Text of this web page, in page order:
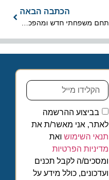
הכתבה הבאה
בביצוע ההרשמה
לאתר, אני מאשר/ת את
תנאי השימוש ואת
מדיניות הפרטיות
ומסכים/ה לקבל תכנים
ועדכונים, כולל מידע על